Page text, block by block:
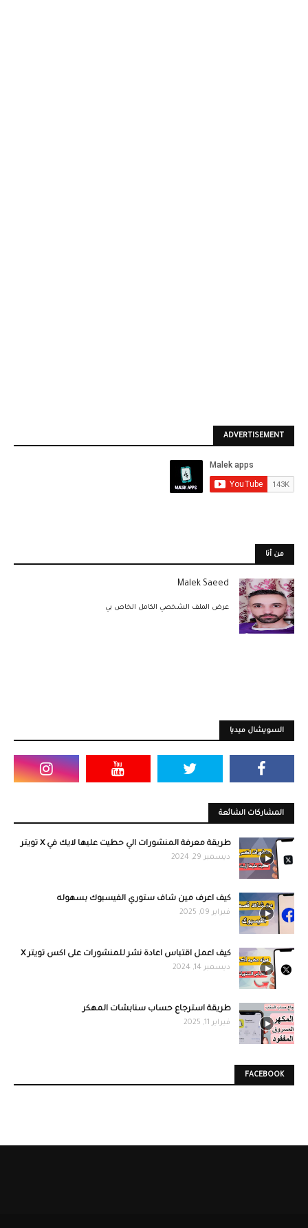
ADVERTISEMENT
من أنا
Malek Saeed
عرض الملف الشخصي الكامل الخاص بي
السويشال ميديا
المشاركات الشائعة
طريقة معرفة المنشورات الي حطيت عليها لايك في X تويتر
ديسمبر 29, 2024
كيف اعرف مين شاف ستوري الفيسبوك بسهوله
فبراير 09, 2025
كيف اعمل اقتباس اعادة نشر للمنشورات على اكس تويتر X
ديسمبر 14, 2024
طريقة استرجاع حساب سنابشات المهكر
فبراير 11, 2025
FACEBOOK